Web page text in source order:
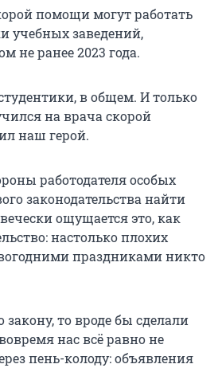
помощи могут работать
учебных заведений,
не ранее 2023 года.
в общем. И только
на врача скорой
наш герой.
работодателя особых
законодательства найти
ощущается это, как
настолько плохих
праздниками никто
закону, то вроде бы сделали
нас всё равно не
пень-колоду: объявления